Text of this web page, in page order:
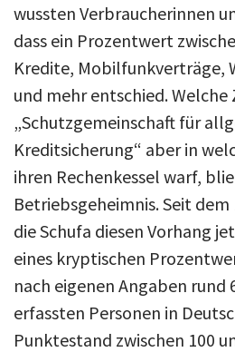
wussten Verbraucherinnen
dass ein Prozentwert
Kredite, Mobilfunkverträge,
und mehr entschied.
„Schutzgemeinschaft für
Kreditsicherung“ aber in
ihren Rechenkessel warf,
Betriebsgeheimnis. Seit
die Schufa diesen Vorhang
eines kryptischen
nach eigenen Angaben rund
erfassten Personen in
Punktestand zwischen 100